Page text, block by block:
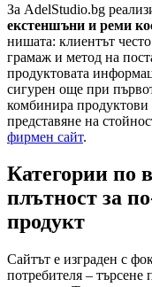
За AdelStudio.bg
екстеншъни и реми
нишата: клиентът
грамаж и метод на
продуктовата
сигурен още при
комбинира продуктови
представяне на
фирмен сайт.
Категории по
плътност за
продукт
Сайтът е изграден с
потребителя –